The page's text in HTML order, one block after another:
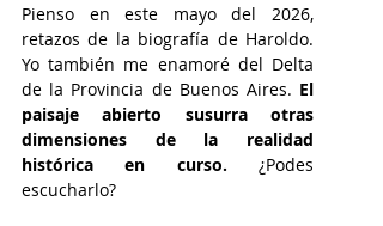
Pienso en este mayo del 2026,
retazos de la biografía de Haroldo.
Yo también me enamoré del Delta
de la Provincia de Buenos Aires. El
paisaje abierto susurra otras
dimensiones de la realidad
histórica en curso. ¿Podes
escucharlo?